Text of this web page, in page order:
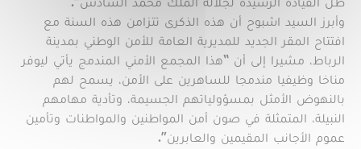
وأبرز السيد اشبوح أن هذه الذكرى تتزامن هذه السنة مع
افتتاح المقر الجديد للمديرية العامة للأمن الوطني بمدينة
الرباط، مشيرا إلى أن “هذا المجمع الأمني المندمج يأتي ليوفر
مناخا وظيفيا مندمجا للساهرين على الأمن، يسمح لهم
بالنهوض الأمثل بمسؤولياتهم الجسيمة، وتأدية مهامهم
النبيلة، المتمثلة في صون أمن المواطنين والمواطنات وتأمين
عموم الأجانب المقيمين والعابرين”.